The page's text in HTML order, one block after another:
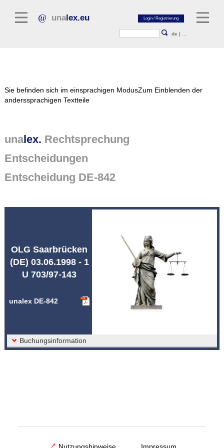
unalex.eu
de |
Normtexte
Rechtsprechung
Sie befinden sich im einsprachigen ModusZum Einblenden der
anderssprachigen Textteile
unalex. Rechtsprechung
Entscheidungen
Entscheidung DE-842
OLG Saarbrücken
(DE) 03.06.1998 - 1
U 703/97-143
unalex DE-842
Buchungsinformation
Nutzungshinweise Impressum